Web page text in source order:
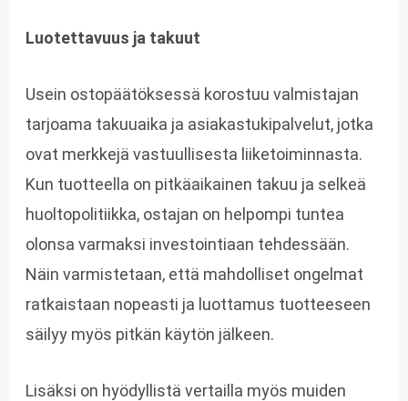
Luotettavuus ja takuut
Usein ostopäätöksessä korostuu valmistajan
tarjoama takuuaika ja asiakastukipalvelut, jotka
ovat merkkejä vastuullisesta liiketoiminnasta.
Kun tuotteella on pitkäaikainen takuu ja selkeä
huoltopolitiikka, ostajan on helpompi tuntea
olonsa varmaksi investointiaan tehdessään.
Näin varmistetaan, että mahdolliset ongelmat
ratkaistaan nopeasti ja luottamus tuotteeseen
säilyy myös pitkän käytön jälkeen.
Lisäksi on hyödyllistä vertailla myös muiden